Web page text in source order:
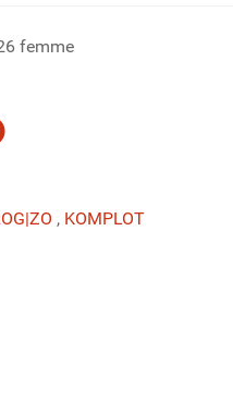
femme
|ZO , KOMPLOT